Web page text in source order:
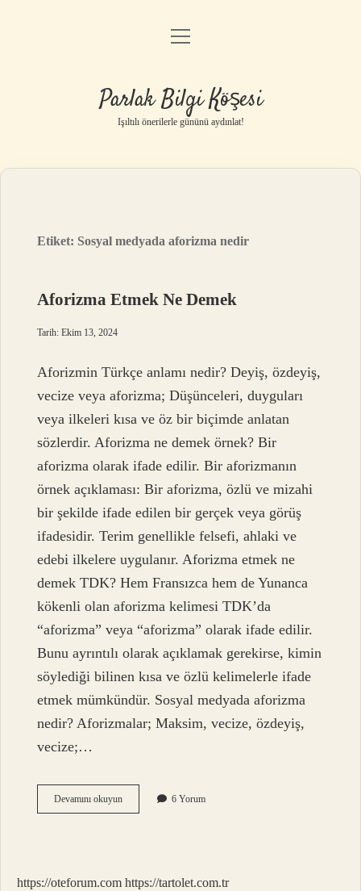
Anasayfa
Yasal Uyarı
menüyü
Parlak Bilgi Köşesi
Işıltılı önerilerle gününü aydınlat!
Etiket: Sosyal medyada aforizma nedir
Aforizma Etmek Ne Demek
Tarih: Ekim 13, 2024
Aforizmin Türkçe anlamı nedir? Deyiş, özdeyiş,
vecize veya aforizma; Düşünceleri, duyguları
veya ilkeleri kısa ve öz bir biçimde anlatan
sözlerdir. Aforizma ne demek örnek? Bir
aforizma olarak ifade edilir. Bir aforizmanın
örnek açıklaması: Bir aforizma, özlü ve mizahi
bir şekilde ifade edilen bir gerçek veya görüş
ifadesidir. Terim genellikle felsefi, ahlaki ve
edebi ilkelere uygulanır. Aforizma etmek ne
demek TDK? Hem Fransızca hem de Yunanca
kökenli olan aforizma kelimesi TDK’da
“aforizma” veya “aforizma” olarak ifade edilir.
Bunu ayrıntılı olarak açıklamak gerekirse, kimin
söylediği bilinen kısa ve özlü kelimelerle ifade
etmek mümkündür. Sosyal medyada aforizma
nedir? Aforizmalar; Maksim, vecize, özdeyiş,
vecize;…
Devamını okuyunAforizma
Etmek
6 Yorum
https://oteforum.com https://tartolet.com.tr